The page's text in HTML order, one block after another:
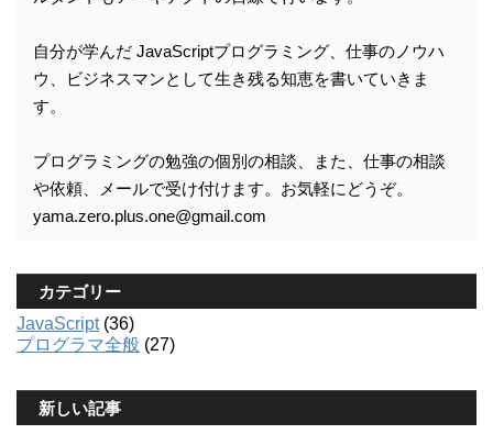
自分が学んだ JavaScriptプログラミング、仕事のノウハ
ウ、ビジネスマンとして生き残る知恵を書いていきま
す。
プログラミングの勉強の個別の相談、また、仕事の相談
や依頼、メールで受け付けます。お気軽にどうぞ。
yama.zero.plus.one@gmail.com
カテゴリー
JavaScript(36)
プログラマ全般 (27)
新しい記事